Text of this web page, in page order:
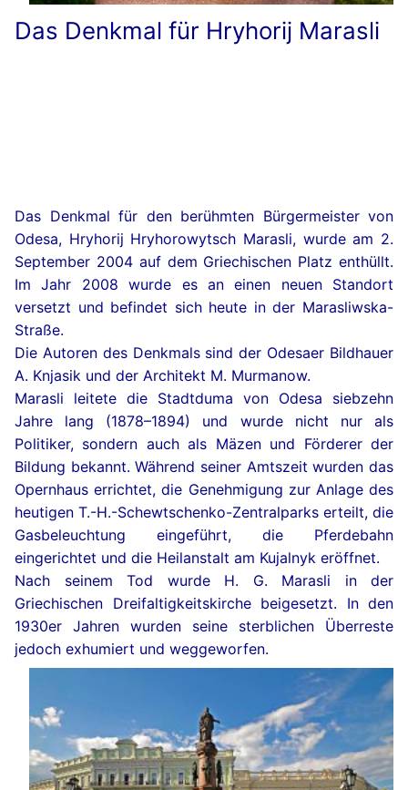
Das Denkmal für Hryhorij Marasli
Das Denkmal für den berühmten Bürgermeister von
Odesa, Hryhorij Hryhorowytsch Marasli, wurde am 2.
September 2004 auf dem Griechischen Platz enthüllt.
Im Jahr 2008 wurde es an einen neuen Standort
versetzt und befindet sich heute in der Marasliwska-
Straße.
Die Autoren des Denkmals sind der Odesaer Bildhauer
A. Knjasik und der Architekt M. Murmanow.
Marasli leitete die Stadtduma von Odesa siebzehn
Jahre lang (1878–1894) und wurde nicht nur als
Politiker, sondern auch als Mäzen und Förderer der
Bildung bekannt. Während seiner Amtszeit wurden das
Opernhaus errichtet, die Genehmigung zur Anlage des
heutigen T.-H.-Schewtschenko-Zentralparks erteilt, die
Gasbeleuchtung eingeführt, die Pferdebahn
eingerichtet und die Heilanstalt am Kujalnyk eröffnet.
Nach seinem Tod wurde H. G. Marasli in der
Griechischen Dreifaltigkeitskirche beigesetzt. In den
1930er Jahren wurden seine sterblichen Überreste
jedoch exhumiert und weggeworfen.